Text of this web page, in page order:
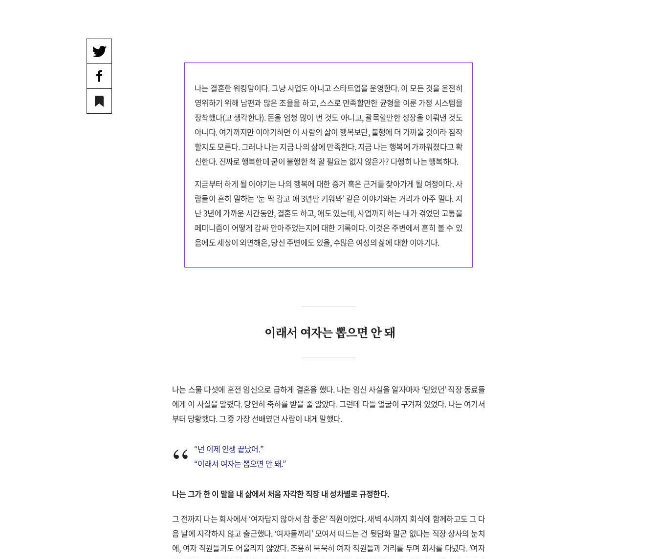
나는 결혼한 워킹맘이다. 그냥 사업도 아니고 스타트업을 운영한다. 이 모든 것을 온전히
영위하기 위해 남편과 많은 조율을 하고, 스스로 만족할만한 균형을 이룬 가정 시스템을
장착했다(고 생각한다). 돈을 엄청 많이 번 것도 아니고, 괄목할만한 성장을 이뤄낸 것도
아니다. 여기까지만 이야기하면 이 사람의 삶이 행복보단, 불행에 더 가까울 것이라 짐작
할지도 모른다. 그러나 나는 지금 나의 삶에 만족한다. 지금 나는 행복에 가까워졌다고 확
신한다. 진짜로 행복한데 굳이 불행한 척 할 필요는 없지 않은가? 다행히 나는 행복하다.
지금부터 하게 될 이야기는 나의 행복에 대한 증거 혹은 근거를 찾아가게 될 여정이다. 사
람들이 흔히 말하는 ‘눈 딱 감고 애 3년만 키워봐’ 같은 이야기와는 거리가 아주 멀다. 지
난 3년에 가까운 시간동안, 결혼도 하고, 애도 있는데, 사업까지 하는 내가 겪었던 고통을
페미니즘이 어떻게 감싸 안아주었는지에 대한 기록이다. 이것은 주변에서 흔히 볼 수 있
음에도 세상이 외면해온, 당신 주변에도 있을, 수많은 여성의 삶에 대한 이야기다.
이래서 여자는 뽑으면 안 돼
나는 스물 다섯에 혼전 임신으로 급하게 결혼을 했다. 나는 임신 사실을 알자마자 ‘믿었던’ 직장 동료들
에게 이 사실을 알렸다. 당연히 축하를 받을 줄 알았다. 그런데 다들 얼굴이 구겨져 있었다. 나는 여기서
부터 당황했다. 그 중 가장 선배였던 사람이 내게 말했다.
“넌 이제 인생 끝났어.”
“이래서 여자는 뽑으면 안 돼.”
나는 그가 한 이 말을 내 삶에서 처음 자각한 직장 내 성차별로 규정한다.
그 전까지 나는 회사에서 ‘여자답지 않아서 참 좋은’ 직원이었다. 새벽 4시까지 회식에 함께하고도 그 다
음 날에 지각하지 않고 출근했다. ‘여자들끼리’ 모여서 떠드는 건 뒷담화 말곤 없다는 직장 상사의 눈치
에, 여자 직원들과도 어울리지 않았다. 조용히 묵묵히 여자 직원들과 거리를 두며 회사를 다녔다. ‘여자